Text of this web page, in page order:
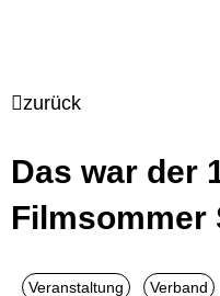
zurück
Das war der
Filmsommer